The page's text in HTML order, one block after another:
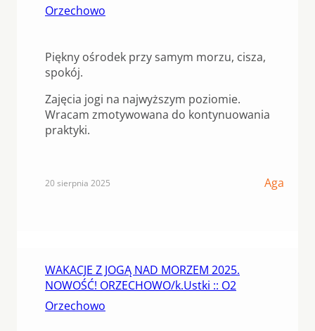
Orzechowo
Piękny ośrodek przy samym morzu, cisza,
spokój.
Zajęcia jogi na najwyższym poziomie.
Wracam zmotywowana do kontynuowania
praktyki.
20 sierpnia 2025 Aga
WAKACJE Z JOGĄ NAD MORZEM 2025.
NOWOŚĆ! ORZECHOWO/k.Ustki :: O2
Orzechowo